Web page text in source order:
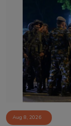
Aug 8, 2026